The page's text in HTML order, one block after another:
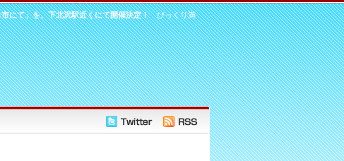
びっくり満
にて」を、下北沢駅近くにて開催決定！